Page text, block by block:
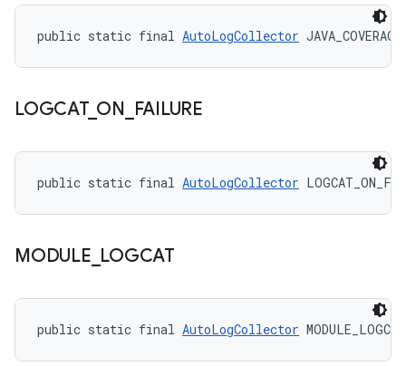
public static final AutoLogCollector JAVA_COVERAGE
LOGCAT_ ON FAILURE
public static final AutoLogCollector
MODULE LOGCAT
public static final AutoLogCollector MODULE_LOGCAT